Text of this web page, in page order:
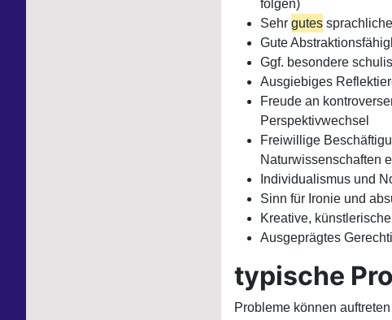
folgen)
Sehr gutes
Gute
Ggf. besondere
Ausgiebiges
Freude an
Perspektivwechsel
Freiwillige
Naturwissenschaften
Individualismus und
Sinn für Ironie und
Kreative,
Ausgeprägtes
typische
Probleme können